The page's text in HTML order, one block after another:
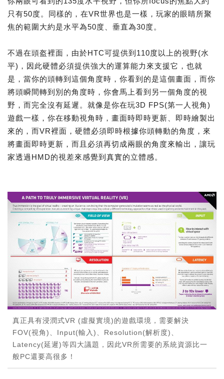
只有50度。同樣的，在VR世界也是一樣，玩家的眼睛所聚
焦的範圍大約是水平為50度、垂直為30度。
不過在頭盔裡面，由於HTC可提供到110度以上的視野(水
平)，因此硬體必須提供強大的運算能力來支援它，也就
是，當你的頭轉到這個角度時，你看到的是這個畫面，而你
將頭瞬間轉到別的角度時，你會馬上看到另一個角度的視
野，而完全沒有延遲。就像是你在玩3D FPS(第一人視角)
遊戲一樣，你在移動視角時，畫面時即時更新、即時繪製出
來的，而VR裡面，硬體必須即時根據你頭轉動的角度，來
將畫面即時更新，而且必須再切成兩眼的角度來輸出，讓玩
家透過HMD的視差來感覺到真實的立體感。
真正具有浸潤式VR (虛擬實境)的遊戲環境，需要解決
FOV(視角)、Input(輸入)、Resolution(解析度)、
Latency(延遲)等四大議題，因此VR所需要的系統資源比一
般PC還要高很多！